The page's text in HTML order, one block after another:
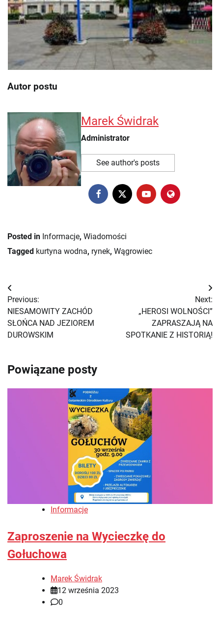
Autor postu
Marek Świdrak
Administrator
See author's posts
Posted in Informacje, Wiadomości
Tagged kurtyna wodna, rynek, Wągrowiec
Nawigacja
wpisu
Previous:
NIESAMOWITY ZACHÓD
SŁOŃCA NAD JEZIOREM
DUROWSKIM
Next:
„HEROSI WOLNOŚCI”
ZAPRASZAJĄ NA
SPOTKANIE Z HISTORIĄ!
Powiązane posty
Informacje
Zaproszenie na Wycieczkę do
Gołuchowa
Marek Świdrak
12 września 2023
0